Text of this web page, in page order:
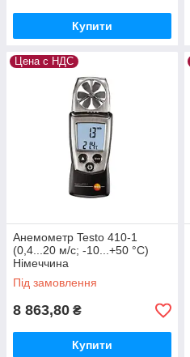
Купити
Цена с НДС
Анемометр Testo 410-1
(0,4...20 м/с; -10...+50 °C)
Німеччина
Під замовлення
8 863,80 ₴
Купити